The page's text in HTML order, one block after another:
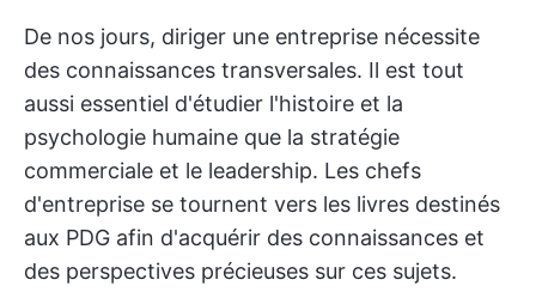
De nos jours, diriger une entreprise nécessite
des connaissances transversales. Il est tout
aussi essentiel d'étudier l'histoire et la
psychologie humaine que la stratégie
commerciale et le leadership. Les chefs
d'entreprise se tournent vers les livres destinés
aux PDG afin d'acquérir des connaissances et
des perspectives précieuses sur ces sujets.